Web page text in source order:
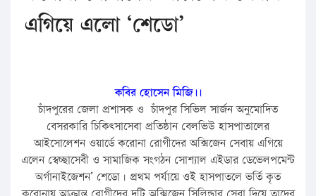
এগিয়ে এলো ‘শেডো’
কবির হোসেন মিজি।।
চাঁদপুরের জেলা প্রশাসক ও চাঁদপুর সিভিল সার্জন অনুমোদিত
বেসরকারি চিকিৎসাসেবা প্রতিষ্ঠান বেলভিউ হাসপাতালের
আইসোলেশন ওয়ার্ডে করোনা রোগীদের অক্সিজেন সেবায় এগিয়ে
এলেন স্বেচ্ছাসেবী ও সামাজিক সংগঠন সোশ্যাল এইডার ডেভেলপমেন্ট
অর্গানাইজেশন’ শেডো। প্রথম পর্যায়ে ওই হাসপাতলে ভর্তি কৃত